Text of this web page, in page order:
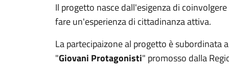
Il progetto nasce dall'esigenza di
fare un'esperienza di cittadinanza attiva.
La partecipaizone al progetto è subordinata
"Giovani Protagonisti" promosso dalla